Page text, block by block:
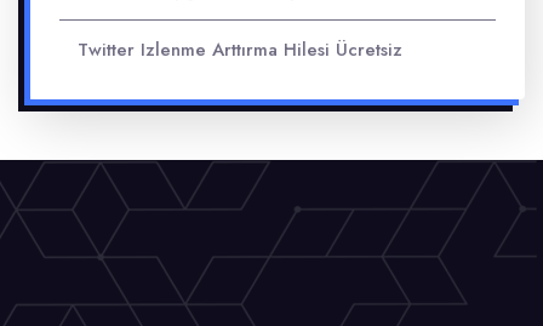
Twitter Izlenme Arttırma Hilesi Ücretsiz